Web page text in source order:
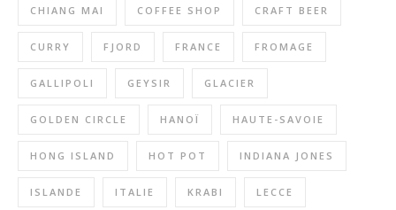
CHIANG MAI COFFEE SHOP CRAFT BEER
CURRY FJORD FRANCE FROMAGE
GALLIPOLI GEYSIR GLACIER
GOLDEN CIRCLE HANOÏ HAUTE-SAVOIE
HONG ISLAND HOT POT INDIANA JONES
ISLANDE ITALIE KRABI LECCE